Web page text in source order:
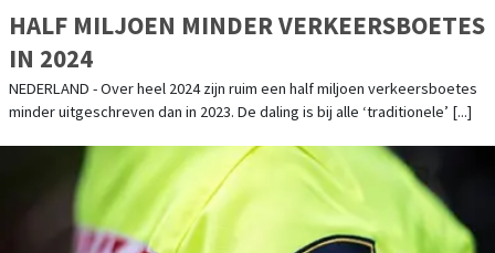
HALF MILJOEN MINDER VERKEERSBOETES
IN 2024
NEDERLAND - Over heel 2024 zijn ruim een half miljoen verkeersboetes
minder uitgeschreven dan in 2023. De daling is bij alle ‘traditionele’ [...]